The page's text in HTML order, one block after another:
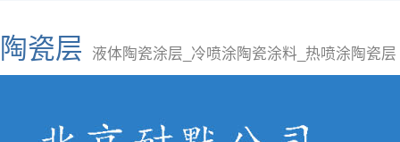
陶瓷层 液体陶瓷涂层_冷喷涂陶瓷涂料_热喷涂陶瓷层